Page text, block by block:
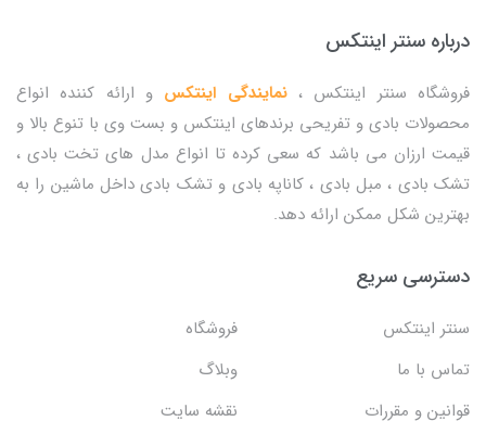
درباره سنتر اینتکس
فروشگاه سنتر اینتکس ،نمایندگی اینتکس و ارائه کننده انواع
محصولات بادی و تفریحی برندهای اینتکس و بست وی با تنوع بالا و
قیمت ارزان می باشد که سعی کرده تا انواع مدل های تخت بادی ،
تشک بادی ، مبل بادی ، کاناپه بادی و تشک بادی داخل ماشین را به
بهترین شکل ممکن ارائه دهد.
دسترسی سریع
سنتر اینتکس
فروشگاه
تماس با ما
وبلاگ
قوانین و مقررات
نقشه سایت